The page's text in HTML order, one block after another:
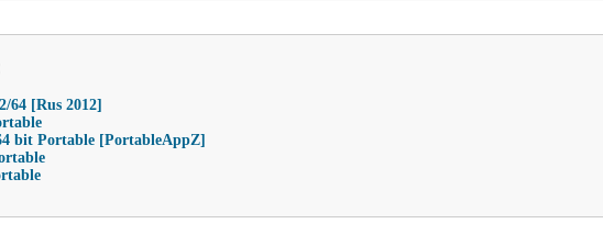
64 [Rus 2012]
bit Portable [PortableAppZ]